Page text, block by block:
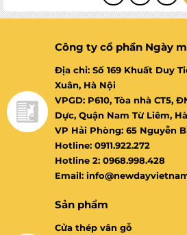
Công ty cổ phần Ngày
Địa chỉ: Số 169 Khuất Duy
Xuân, Hà Nội
VPGD: P610, Tòa nhà CT5,
Dực, Quận Nam Từ Liêm,
VP Hải Phòng: 65 Nguyễn
Hotline: 0911.922.272
Hotline 2: 0968.998.428
Email:
Sản phẩm
Cửa thép vân gỗ